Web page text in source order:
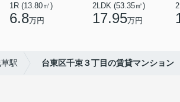
1R (13.80㎡)
6.8万円
2LDK (53.35㎡)
17.95万円
駅 台東区千束３丁目の賃貸マンション